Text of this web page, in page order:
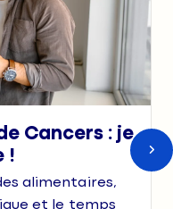
Cancers : je
!
alimentaires,
et le temps